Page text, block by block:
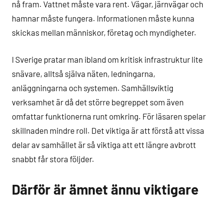
nå fram. Vattnet måste vara rent. Vägar, järnvägar och
hamnar måste fungera. Informationen måste kunna
skickas mellan människor, företag och myndigheter.
I Sverige pratar man ibland om kritisk infrastruktur lite
snävare, alltså själva näten, ledningarna,
anläggningarna och systemen. Samhällsviktig
verksamhet är då det större begreppet som även
omfattar funktionerna runt omkring. För läsaren spelar
skillnaden mindre roll. Det viktiga är att förstå att vissa
delar av samhället är så viktiga att ett längre avbrott
snabbt får stora följder.
Därför är ämnet ännu viktigare